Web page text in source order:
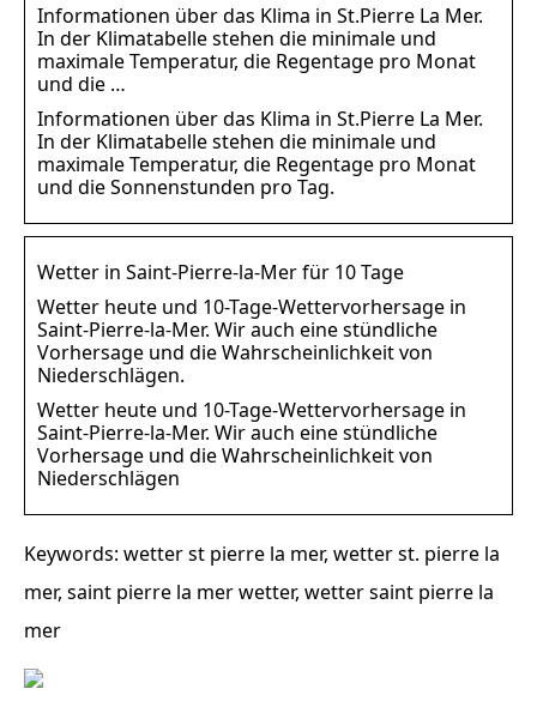
Informationen über das Klima in St.Pierre La Mer.
In der Klimatabelle stehen die minimale und
maximale Temperatur, die Regentage pro Monat
und die …
Informationen über das Klima in St.Pierre La Mer.
In der Klimatabelle stehen die minimale und
maximale Temperatur, die Regentage pro Monat
und die Sonnenstunden pro Tag.
Wetter in Saint-Pierre-la-Mer für 10 Tage
Wetter heute und 10-Tage-Wettervorhersage in
Saint-Pierre-la-Mer. Wir auch eine stündliche
Vorhersage und die Wahrscheinlichkeit von
Niederschlägen.
Wetter heute und 10-Tage-Wettervorhersage in
Saint-Pierre-la-Mer. Wir auch eine stündliche
Vorhersage und die Wahrscheinlichkeit von
Niederschlägen
Keywords: wetter st pierre la mer, wetter st. pierre la
mer, saint pierre la mer wetter, wetter saint pierre la
mer